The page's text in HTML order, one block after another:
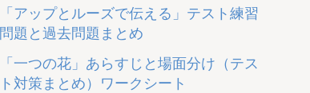
「アップとルーズで伝える」テスト練習
問題と過去問題まとめ
「一つの花」あらすじと場面分け（テス
ト対策まとめ）ワークシート